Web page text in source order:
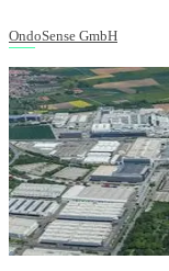
OndoSense GmbH